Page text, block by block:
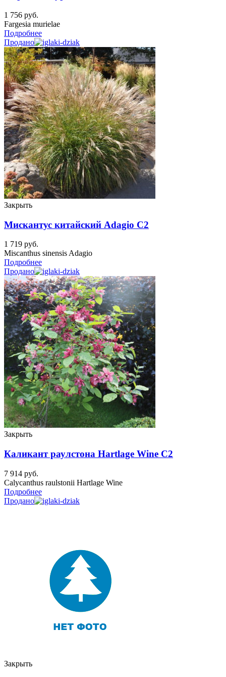
1 756 руб.
Fargesia murielae
Подробнее
Продано
Закрыть
Мискантус китайский Adagio C2
1 719 руб.
Miscanthus sinensis Adagio
Подробнее
Продано
Закрыть
Каликант раулстона Hartlage Wine C2
7 914 руб.
Calycanthus raulstonii Hartlage Wine
Подробнее
Продано
Закрыть